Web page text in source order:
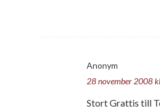
Anonym
28 november 2008
Stort Grattis till